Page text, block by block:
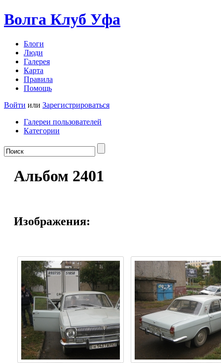
Волга Клуб Уфа
Блоги
Люди
Галерея
Карта
Правила
Помощь
Войти или Зарегистрироваться
Галереи пользователей
Категории
Альбом 2401
Изображения: